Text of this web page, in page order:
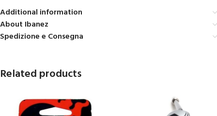
Additional information
About Ibanez
Spedizione e Consegna
Related products